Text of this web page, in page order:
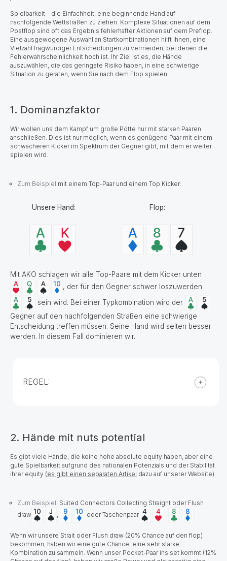
Spielbarkeit – die Einfachheit, eine beginnende Hand auf
nachfolgende Wettstraßen zu ziehen. Komplexe Situationen auf dem
Postflop sind oft das Ergebnis fehlerhafter Aktionen auf dem Preflop.
Eine ausgewogene Auswahl an Startkombinationen hilft Ihnen, eine
Vielzahl fragwürdiger Entscheidungen zu vermeiden, bei denen die
Fehlerwahrscheinlichkeit hoch ist. Ihr Ziel ist es, die Hände
auszuwählen, die das geringste Risiko haben, in eine schwierige
Situation zu geraten, wenn Sie nach dem Flop spielen.
1. Dominanzfaktor
Wir wollen uns dem Kampf um große Pötte nur mit starken Paaren
anschließen. Dies ist nur möglich, wenn es genügend Paar mit einem
schwächeren Kicker im Spektrum der Gegner gibt, mit dem er weiter
spielen wird.
Zum Beispiel mit einem Top-Paar und einem Top Kicker:
Unsere Hand: Flop:
Mit AKO schlagen wir alle Top-Paare mit dem Kicker unten
, der für den Gegner schwer loszuwerden
sein wird. Bei einer Typkombination wird der
Gegner auf den nachfolgenden Straßen eine schwierige
Entscheidung treffen müssen. Seine Hand wird selten besser
werden. In diesem Fall dominieren wir.
REGEL:
2. Hände mit nuts potential
Es gibt viele Hände, die keine hohe absolute equity haben, aber eine
gute Spielbarkeit aufgrund des nationalen Potenzials und der Stabilität
ihrer equity (es gibt einen separaten Artikel dazu auf unserer Website).
Zum Beispiel, Suited Connectors Collecting Straight oder Flush
draw
oder Taschenpaar -
Wenn wir unsere Strait oder Flush draw (20% Chance auf den flop)
bekommen, haben wir eine gute Chance, eine sehr starke
Kombination zu sammeln. Wenn unser Pocket-Paar ins set kommt (12%